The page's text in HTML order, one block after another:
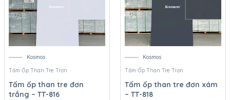
Kosmos
Tấm Ốp Than Tre Trơn
Tấm ốp than tre đơn
trắng – TT-816
Kosmos
Tấm Ốp Than Tre Trơn
Tấm ốp than tre đơn xám
– TT-818